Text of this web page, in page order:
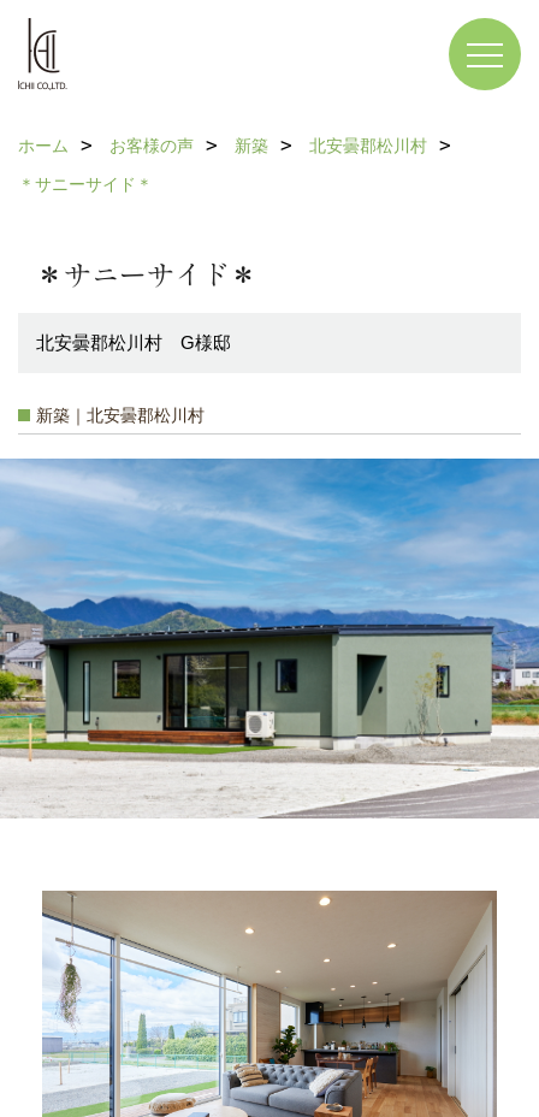
ホーム お客様の声 新築
北安曇郡松川村
＊サニーサイド＊
＊サニーサイド＊
北安曇郡松川村 G様邸
新築｜北安曇郡松川村